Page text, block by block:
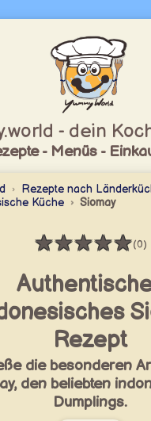
- dein
- Menüs -
Rezepte nach
Küche
Siomay
★★★★★
Bewertung: 0(0)
Rezept
die besonderen
den beliebten
Dumplings.